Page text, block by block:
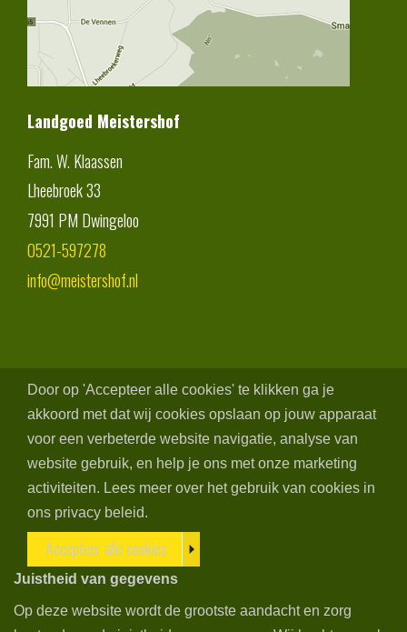
Landgoed Meistershof
Fam. W. Klaassen
Lheebroek 33
7991 PM Dwingeloo
0521-597278
info@meistershof.nl
Door op 'Accepteer alle cookies' te klikken ga je
akkoord met dat wij cookies opslaan op jouw apparaat
voor een verbeterde website navigatie, analyse van
website gebruik, en help je ons met onze marketing
activiteiten. Lees meer over het gebruik van cookies in
ons privacy beleid.
Accepteer alle cookies
Juistheid van gegevens
Op deze website wordt de grootste aandacht en zorg